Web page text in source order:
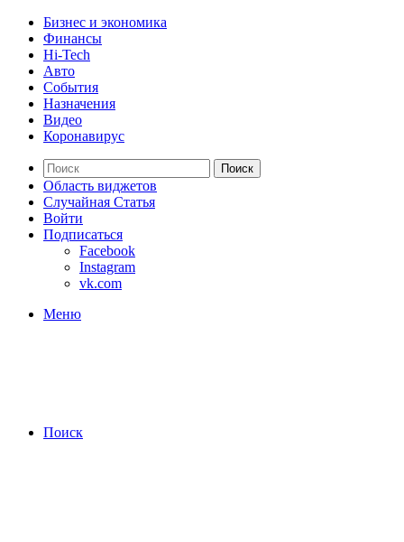
Бизнес и экономика
Финансы
Hi-Tech
Авто
События
Назначения
Видео
Коронавирус
Поиск
Область виджетов
Случайная Статья
Войти
Подписаться
Facebook
Instagram
vk.com
Меню
Поиск